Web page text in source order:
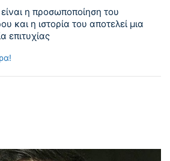
η προσωποποίηση του
και η ιστορία του αποτελεί μια
επιτυχίας